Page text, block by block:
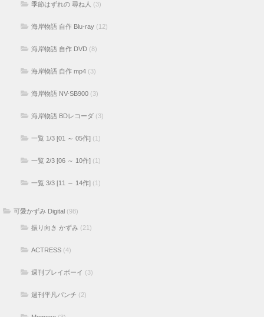
季節はずれの 尋ね人 (3)
海岸物語 自作 Blu-ray (12)
海岸物語 自作 DVD (8)
海岸物語 自作 mp4 (3)
海岸物語 NV-SB900 (3)
海岸物語 BDレコーダ (3)
一覧 1/3 [01 ～ 05作] (1)
一覧 2/3 [06 ～ 10作] (1)
一覧 3/3 [11 ～ 14作] (1)
可愛かずみ Digital (98)
振り向き かずみ (21)
ACTRESS (4)
週刊プレイボーイ (3)
週刊平凡パンチ (2)